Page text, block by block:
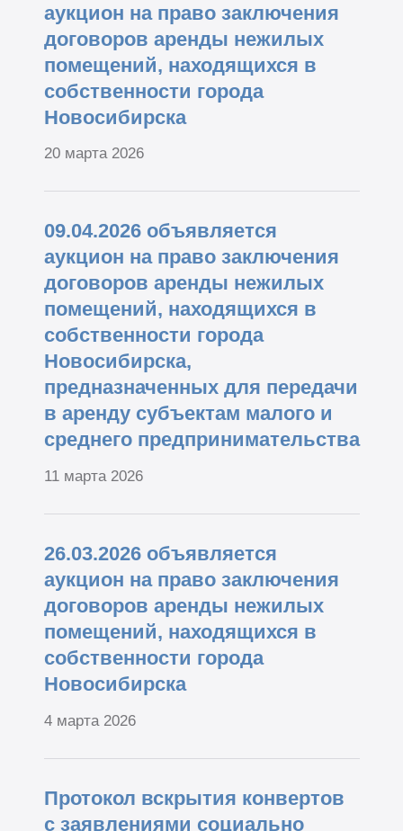
аукцион на право заключения
договоров аренды нежилых
помещений, находящихся в
собственности города
Новосибирска
20 марта 2026
09.04.2026 объявляется
аукцион на право заключения
договоров аренды нежилых
помещений, находящихся в
собственности города
Новосибирска,
предназначенных для передачи
в аренду субъектам малого и
среднего предпринимательства
11 марта 2026
26.03.2026 объявляется
аукцион на право заключения
договоров аренды нежилых
помещений, находящихся в
собственности города
Новосибирска
4 марта 2026
Протокол вскрытия конвертов
с заявлениями социально